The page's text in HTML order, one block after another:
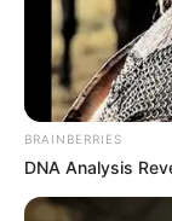
BRAINBERRIES
DNA Analysis